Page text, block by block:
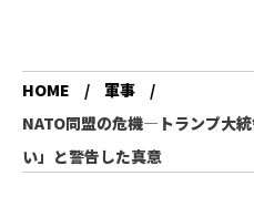
HOME
軍事
NATO同盟の危機―トランプ大
い」と警告した真意